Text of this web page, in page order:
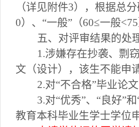
（详见附件3），根据总
0）、“一般”（60≤一般
五、对评审结果的处
1.涉嫌存在抄袭、剽
文（设计），该生不能申
2.对“不合格”毕业论
3.对“优秀”、“良好”
教育本科毕业生学士学位